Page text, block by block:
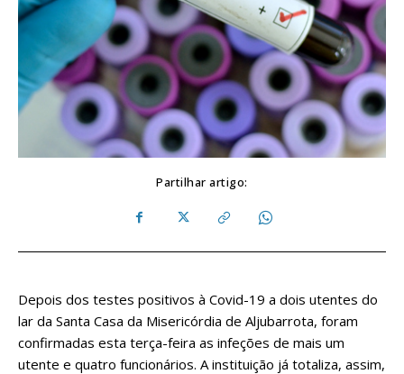
Partilhar artigo:
Depois dos testes positivos à Covid-19 a dois utentes do
lar da Santa Casa da Misericórdia de Aljubarrota, foram
confirmadas esta terça-feira as infeções de mais um
utente e quatro funcionários. A instituição já totaliza, assim,